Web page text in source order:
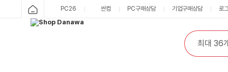
PC26 싼컴 PC구매상담 기업구매상담 로